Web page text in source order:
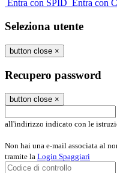
Entra con SPID Entra con
Seleziona utente
button close ×
Recupero password
button close ×
all'indirizzo indicato con le
Non hai una e-mail associata al
tramite la Login Spaggiari